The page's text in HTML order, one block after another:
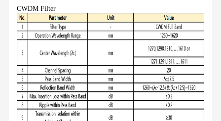
CWDM Filter